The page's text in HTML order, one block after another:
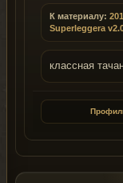
К материалу:
Superleggera
классная